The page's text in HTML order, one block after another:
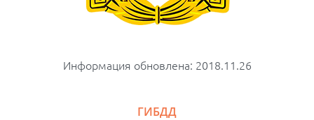
Информация обновлена: 2018.11.26
ГИБДД